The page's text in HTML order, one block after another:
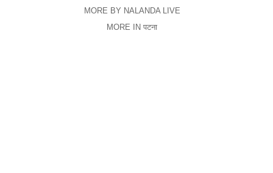
MORE BY NALANDA LIVE
MORE IN पटना